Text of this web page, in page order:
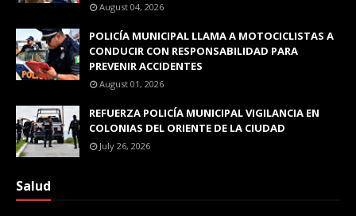
August 04, 2026
POLICÍA MUNICIPAL LLAMA A MOTOCICLISTAS A
CONDUCIR CON RESPONSABILIDAD PARA
PREVENIR ACCIDENTES
August 01, 2026
REFUERZA POLICÍA MUNICIPAL VIGILANCIA EN
COLONIAS DEL ORIENTE DE LA CIUDAD
July 26, 2026
Salud